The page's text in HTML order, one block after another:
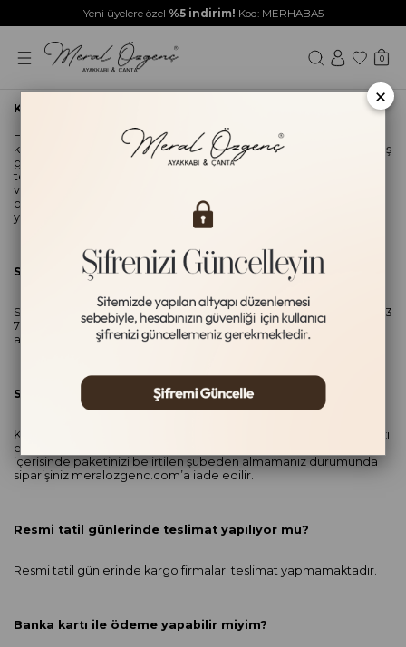
Yeni üyelere özel %5 indirim! Kod: MERHABA5
0
Kargom ne zaman ulaşır?
Hafta içi 16:00'e kadar verilen siparişler, aynı gün içerisinde
kargoya teslim edilmektedir. Bulunduğunuz lokasyona göre 1-4 iş
günü içerisinde sizlere ulaştırılır. Siparişleriniz kargoya akşam
teslim edilmekte ve akabinde sizlere mail yoluyla bilgi
verilmektedir. Mailinize gelen kargo takip numaranızla, seçmiş
olduğunuz kargo şirketi sayfasından sipariş takibinizi kolaylıkla
yapabilirsiniz.
Siparişimin teslimat adresini değiştirebilir miyim?
Siparişiniz için teslimat adresi değiştirmek isterseniz 0 850 304 23
78 numaralı çağrı merkezimizden veya[email protected]
adresimizden tarafımıza bildirerek gerçekleştirebilirsiniz.
Siparişim ben adresimde yokken gelmiş.
Kargo firması adresinizde bulunamamanız durumunda paketinizi
en yakın şubeden alabileceğinizi bildiren bir not bırakır. 3 gün
içerisinde paketinizi belirtilen şubeden almamanız durumunda
siparişiniz meralozgenc.com’a iade edilir.
Resmi tatil günlerinde teslimat yapılıyor mu?
Resmi tatil günlerinde kargo firmaları teslimat yapmamaktadır.
Banka kartı ile ödeme yapabilir miyim?
×